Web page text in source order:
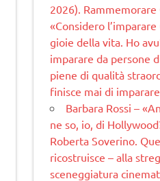
2026). Rammemorare
«Considero
gioie della vita. Ho
imparare da persone
piene di qualità
finisce mai di
Barbara Rossi –
ne so, io, di
Roberta Soverino.
ricostruisce – alla
sceneggiatura